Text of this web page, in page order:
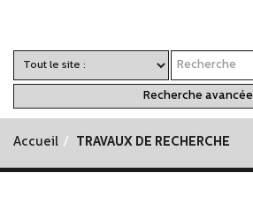
Recherche avancée
Accueil TRAVAUX DE RECHERCHE